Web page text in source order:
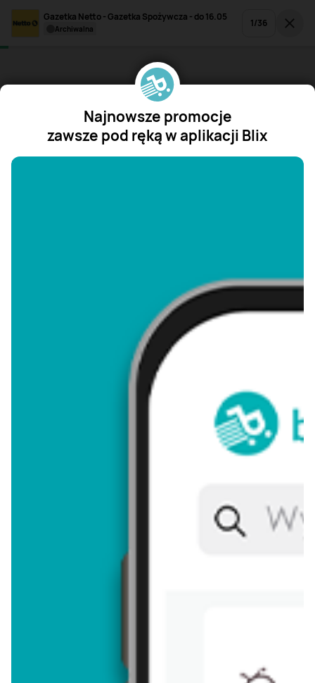
Gazetka Netto - Gazetka Spożywcza - do 16.05
archiwalna 1/36
Najnowsze promocje
zawsze pod ręką w aplikacji Blix
"/>